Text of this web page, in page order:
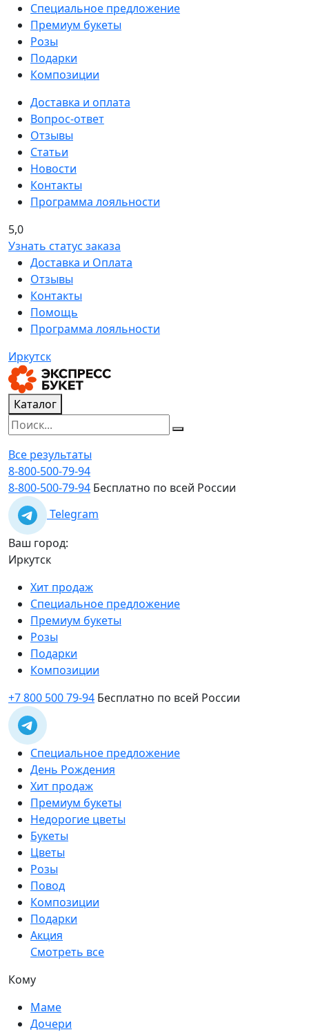
Специальное предложение
Премиум букеты
Розы
Подарки
Композиции
Доставка и оплата
Вопрос-ответ
Отзывы
Статьи
Новости
Контакты
Программа лояльности
5,0
Узнать статус заказа
Доставка и Оплата
Отзывы
Контакты
Помощь
Программа лояльности
Иркутск
Каталог
Все результаты
8-800-500-79-94
8-800-500-79-94 Бесплатно по всей России
Telegram
Ваш город:
Иркутск
Хит продаж
Специальное предложение
Премиум букеты
Розы
Подарки
Композиции
+7 800 500 79-94 Бесплатно по всей России
Специальное предложение
День Рождения
Хит продаж
Премиум букеты
Недорогие цветы
Букеты
Цветы
Розы
Повод
Композиции
Подарки
Акция
Смотреть все
Кому
Маме
Дочери